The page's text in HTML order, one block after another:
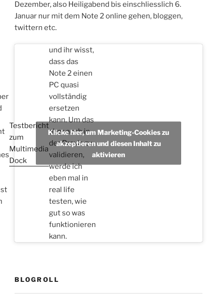
Dezember, also Heiligabend bis einschliesslich 6.
Januar nur mit dem Note 2 online gehen, bloggen,
twittern etc.
Testbericht
zum
Multimedia
Dock
und ihr wisst,
dass das
Note 2 einen
PC quasi
vollständig
ersetzen
kann. Um das
aber auch in
der Praxis zu
validieren,
werde ich
eben mal in
real life
testen, wie
gut so was
funktionieren
kann.
Klicke hier, um Marketing-Cookies zu
akzeptieren und diesen Inhalt zu
aktivieren
BLOGROLL